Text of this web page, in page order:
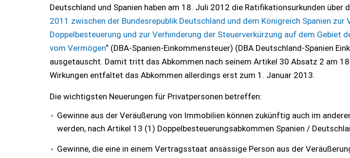
Deutschland und Spanien haben am 18. Juli 2012 die Ratifikationsurkunden über
2011 zwischen der Bundesrepublik Deutschland und dem Königreich Spanien zur
Doppelbesteuerung und zur Verhinderung der Steuerverkürzung auf dem Gebiet
vom Vermögen“ (DBA-Spanien-Einkommensteuer) (DBA Deutschland-Spanien
ausgetauscht. Damit tritt das Abkommen nach seinem Artikel 30 Absatz 2 am
Wirkungen entfaltet das Abkommen allerdings erst zum 1. Januar 2013.
Die wichtigsten Neuerungen für Privatpersonen betreffen:
Gewinne aus der Veräußerung von Immobilien können zukünftig auch im
werden, nach Artikel 13 (1) Doppelbesteuerungsabkommen Spanien /
Gewinne, die eine in einem Vertragsstaat ansässige Person aus der